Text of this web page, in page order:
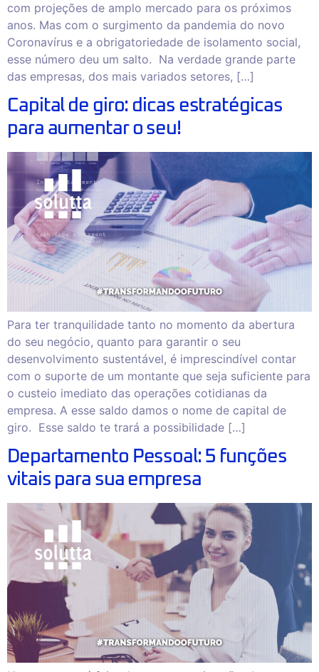
com projeções de amplo mercado para os próximos
anos. Mas com o surgimento da pandemia do novo
Coronavírus e a obrigatoriedade de isolamento social,
esse número deu um salto. Na verdade grande parte
das empresas, dos mais variados setores, […]
Capital de giro: dicas estratégicas
para aumentar o seu!
Para ter tranquilidade tanto no momento da abertura
do seu negócio, quanto para garantir o seu
desenvolvimento sustentável, é imprescindível contar
com o suporte de um montante que seja suficiente para
o custeio imediato das operações cotidianas da
empresa. A esse saldo damos o nome de capital de
giro. Esse saldo te trará a possibilidade […]
Departamento Pessoal: 5 funções
vitais para sua empresa